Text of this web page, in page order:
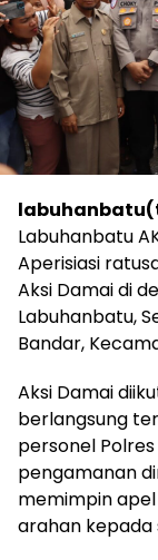
Labuhanbatu
Aperisiasi
Aksi Damai di
Labuhanbatu,
Bandar,
Aksi Damai
berlangsung
personel
pengamanan
memimpin
arahan kepada